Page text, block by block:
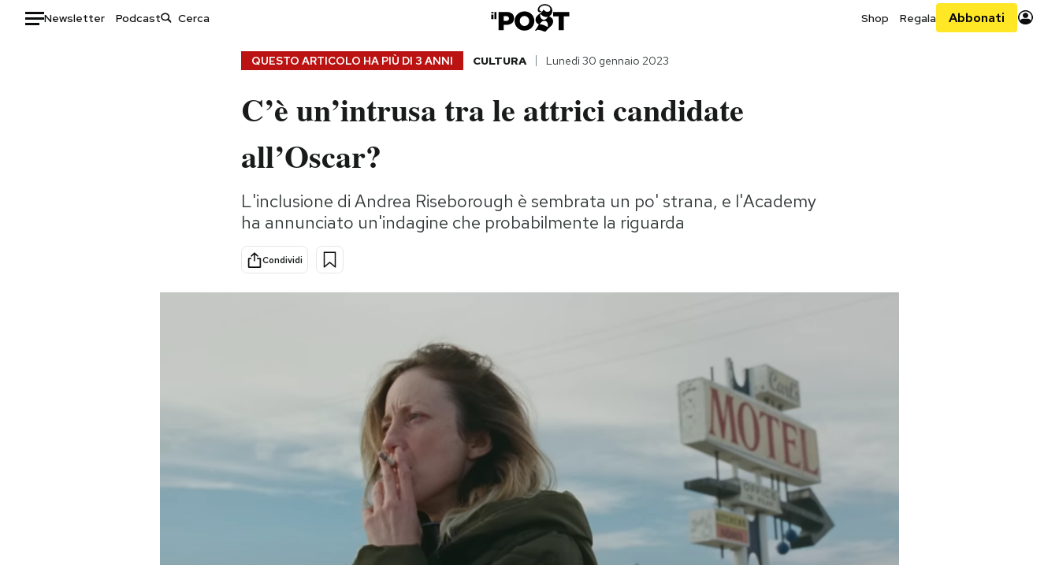
Newsletter Podcast Shop Regala Abbonati
Ok Boomer!
Altrecose
QUESTO ARTICOLO HA PIÙ DI 3 ANNI CULTURA Lunedì 30 gennaio 2023
C’è un’intrusa tra le attrici candidate
all’Oscar?
L'inclusione di Andrea Riseborough è sembrata un po' strana, e l'Academy
ha annunciato un'indagine che probabilmente la riguarda
Condividi